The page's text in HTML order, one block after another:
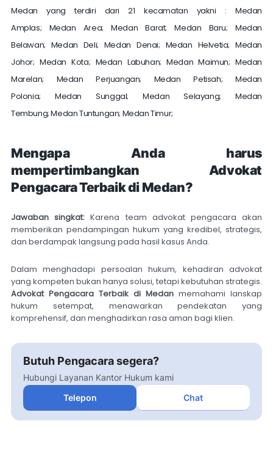
Medan yang terdiri dari 21 kecamatan yakni : Medan
Amplas; Medan Area;Medan Barat;Medan Baru; Medan
Belawan; Medan Deli; Medan Denai; Medan Helvetia; Medan
Johor; Medan Kota; Medan Labuhan;Medan Maimun;Medan
Marelan; Medan Perjuangan; Medan Petisah; Medan
Polonia; Medan Sunggal;Medan Selayang; Medan
Tembung;Medan Tuntungan; Medan Timur;
Mengapa Anda harus
mempertimbangkan Advokat
Pengacara Terbaik di Medan?
Jawaban singkat: Karena team advokat pengacara akan
memberikan pendampingan hukum yang kredibel, strategis,
dan berdampak langsung pada hasil kasus Anda.
Dalam menghadapi persoalan hukum, kehadiran advokat
yang kompeten bukan hanya solusi, tetapi kebutuhan strategis.
Advokat Pengacara Terbaik di Medan memahami lanskap
hukum setempat, menawarkan pendekatan yang
komprehensif, dan menghadirkan rasa aman bagi klien.
Butuh Pengacara segera?
Hubungi Layanan Kantor Hukum kami
Telepon
Chat